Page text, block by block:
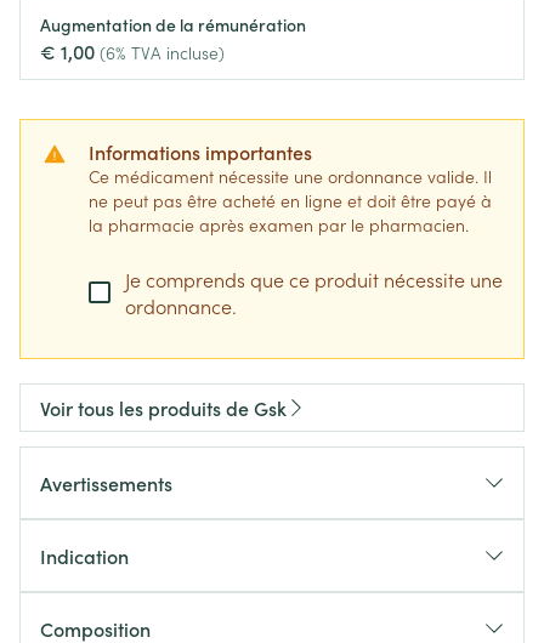
Augmentation de la rémunération
€ 1,00 (6% TVA incluse)
Informations importantes
Ce médicament nécessite une ordonnance valide. Il
ne peut pas être acheté en ligne et doit être payé à
la pharmacie après examen par le pharmacien.
Je comprends que ce produit nécessite une
ordonnance.
Voir tous les produits de Gsk
Avertissements
Indication
Composition